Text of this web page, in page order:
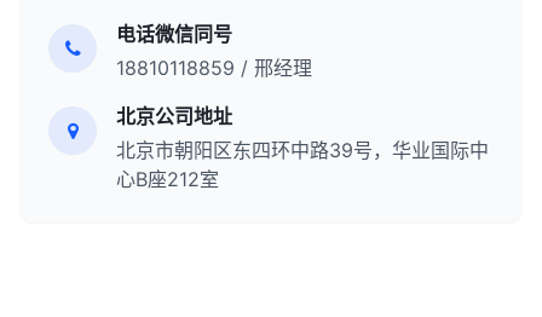
电话微信同号
18810118859 / 邢经理
北京公司地址
北京市朝阳区东四环中路39号，华业国际中
心B座212室